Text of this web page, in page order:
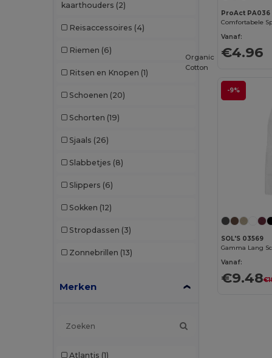
kaarthouders (2)
Reisaccessoires (4)
Riemen (6)
Ritsen en Knopen (1)
Schoenen (20)
Schorten (19)
Sjaals (26)
Slabbetjes (8)
Slippers (6)
Sokken (12)
Stropdassen (3)
Zonnebrillen (13)
Merken
Atlantis (1)
ProAct PA036
Vanaf:
€4.96
-9%
Organic
Cotton
SOL'S 03569
Gamma Lang
Vanaf:
€9.48